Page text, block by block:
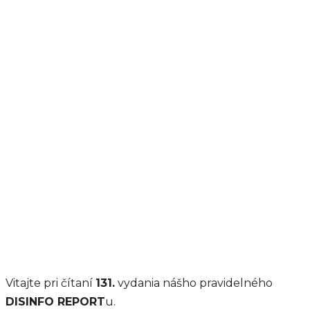
Vitajte pri čítaní 131. vydania nášho pravidelného
DISINFO REPORTu.